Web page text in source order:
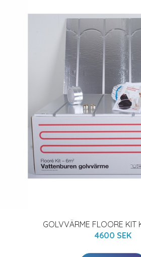
GOLVVÄRME FLOORE KIT
4600 SEK